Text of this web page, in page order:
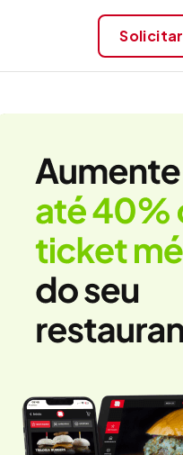
Solicitar